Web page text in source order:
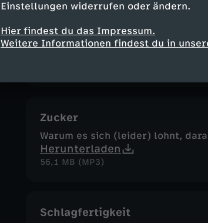
Einstellungen widerrufen oder ändern.
Hier findest du das Impressum.
Weitere Informationen findest du in
Darum lohnt es sich, einzugreifen!
Zucker
Warum es sich (leider) lohnt,
Herunterladen
56,1 MB (MP3)
Schlagfertigkeit